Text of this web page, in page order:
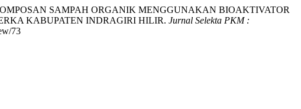
SAMPAH ORGANIK MENGGUNAKAN BIOAKTIVATOR
KABUPATEN INDRAGIRI HILIR. Jurnal Selekta PKM :
73